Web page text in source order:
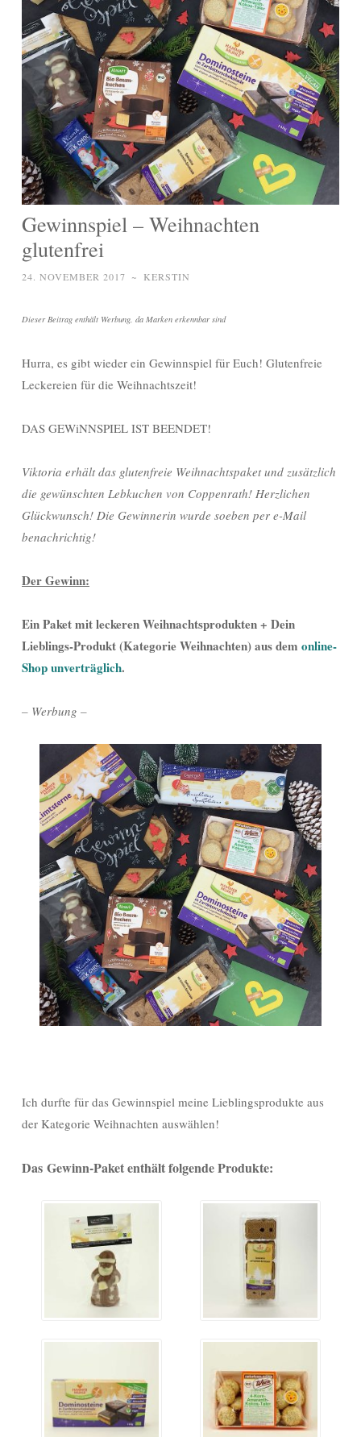
Gewinnspiel – Weihnachten
glutenfrei
24. NOVEMBER 2017 ~ KERSTIN
Dieser Beitrag enthält Werbung, da Marken erkennbar sind
Hurra, es gibt wieder ein Gewinnspiel für Euch! Glutenfreie
Leckereien für die Weihnachtszeit!
DAS GEWiNNSPIEL IST BEENDET!
Viktoria erhält das glutenfreie Weihnachtspaket und zusätzlich
die gewünschten Lebkuchen von Coppenrath! Herzlichen
Glückwunsch! Die Gewinnerin wurde soeben per e-Mail
benachrichtig!
Der Gewinn:
Ein Paket mit leckeren Weihnachtsprodukten + Dein
Lieblings-Produkt (Kategorie Weihnachten) aus dem online-
Shop unverträglich.
– Werbung –
Ich durfte für das Gewinnspiel meine Lieblingsprodukte aus
der Kategorie Weihnachten auswählen!
Das Gewinn-Paket enthält folgende Produkte: